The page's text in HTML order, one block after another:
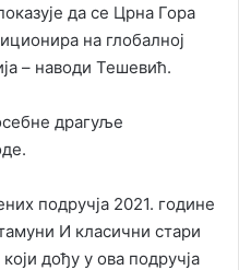
да се Црна Гора
на глобалној
– наводи Тешевић.
драгуље
подручја 2021. године
И класични стари
дођу у ова подручја